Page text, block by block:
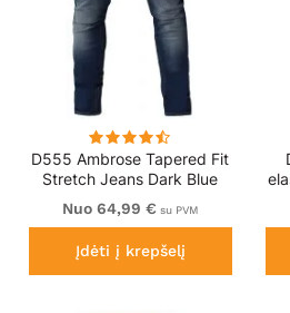
D555 Ambrose Tapered Fit
Stretch Jeans Dark Blue
Nuo 64,99 € su PVM
Įdėti į krepšelį